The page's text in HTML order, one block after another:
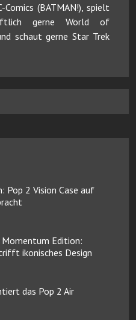
Comics (BATMAN!), spielt
gerne World of
schaut gerne Star Trek
Pop 2 Vision Case auf
Edition:
ikonisches Design
das Pop 2 Air